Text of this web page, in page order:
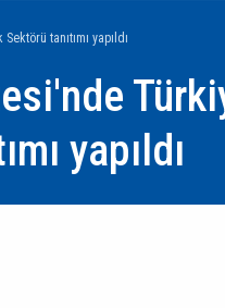
tanıtımı yapıldı
yapıldı